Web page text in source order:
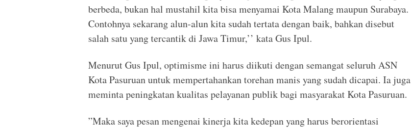
berbeda, bukan hal mustahil kita bisa menyamai Kota Malang maupun Surabaya.
Contohnya sekarang alun-alun kita sudah tertata dengan baik, bahkan disebut
salah satu yang tercantik di Jawa Timur,’’ kata Gus Ipul.
Menurut Gus Ipul, optimisme ini harus diikuti dengan semangat seluruh ASN
Kota Pasuruan untuk mempertahankan torehan manis yang sudah dicapai. Ia juga
meminta peningkatan kualitas pelayanan publik bagi masyarakat Kota Pasuruan.
”Maka saya pesan mengenai kinerja kita kedepan yang harus berorientasi